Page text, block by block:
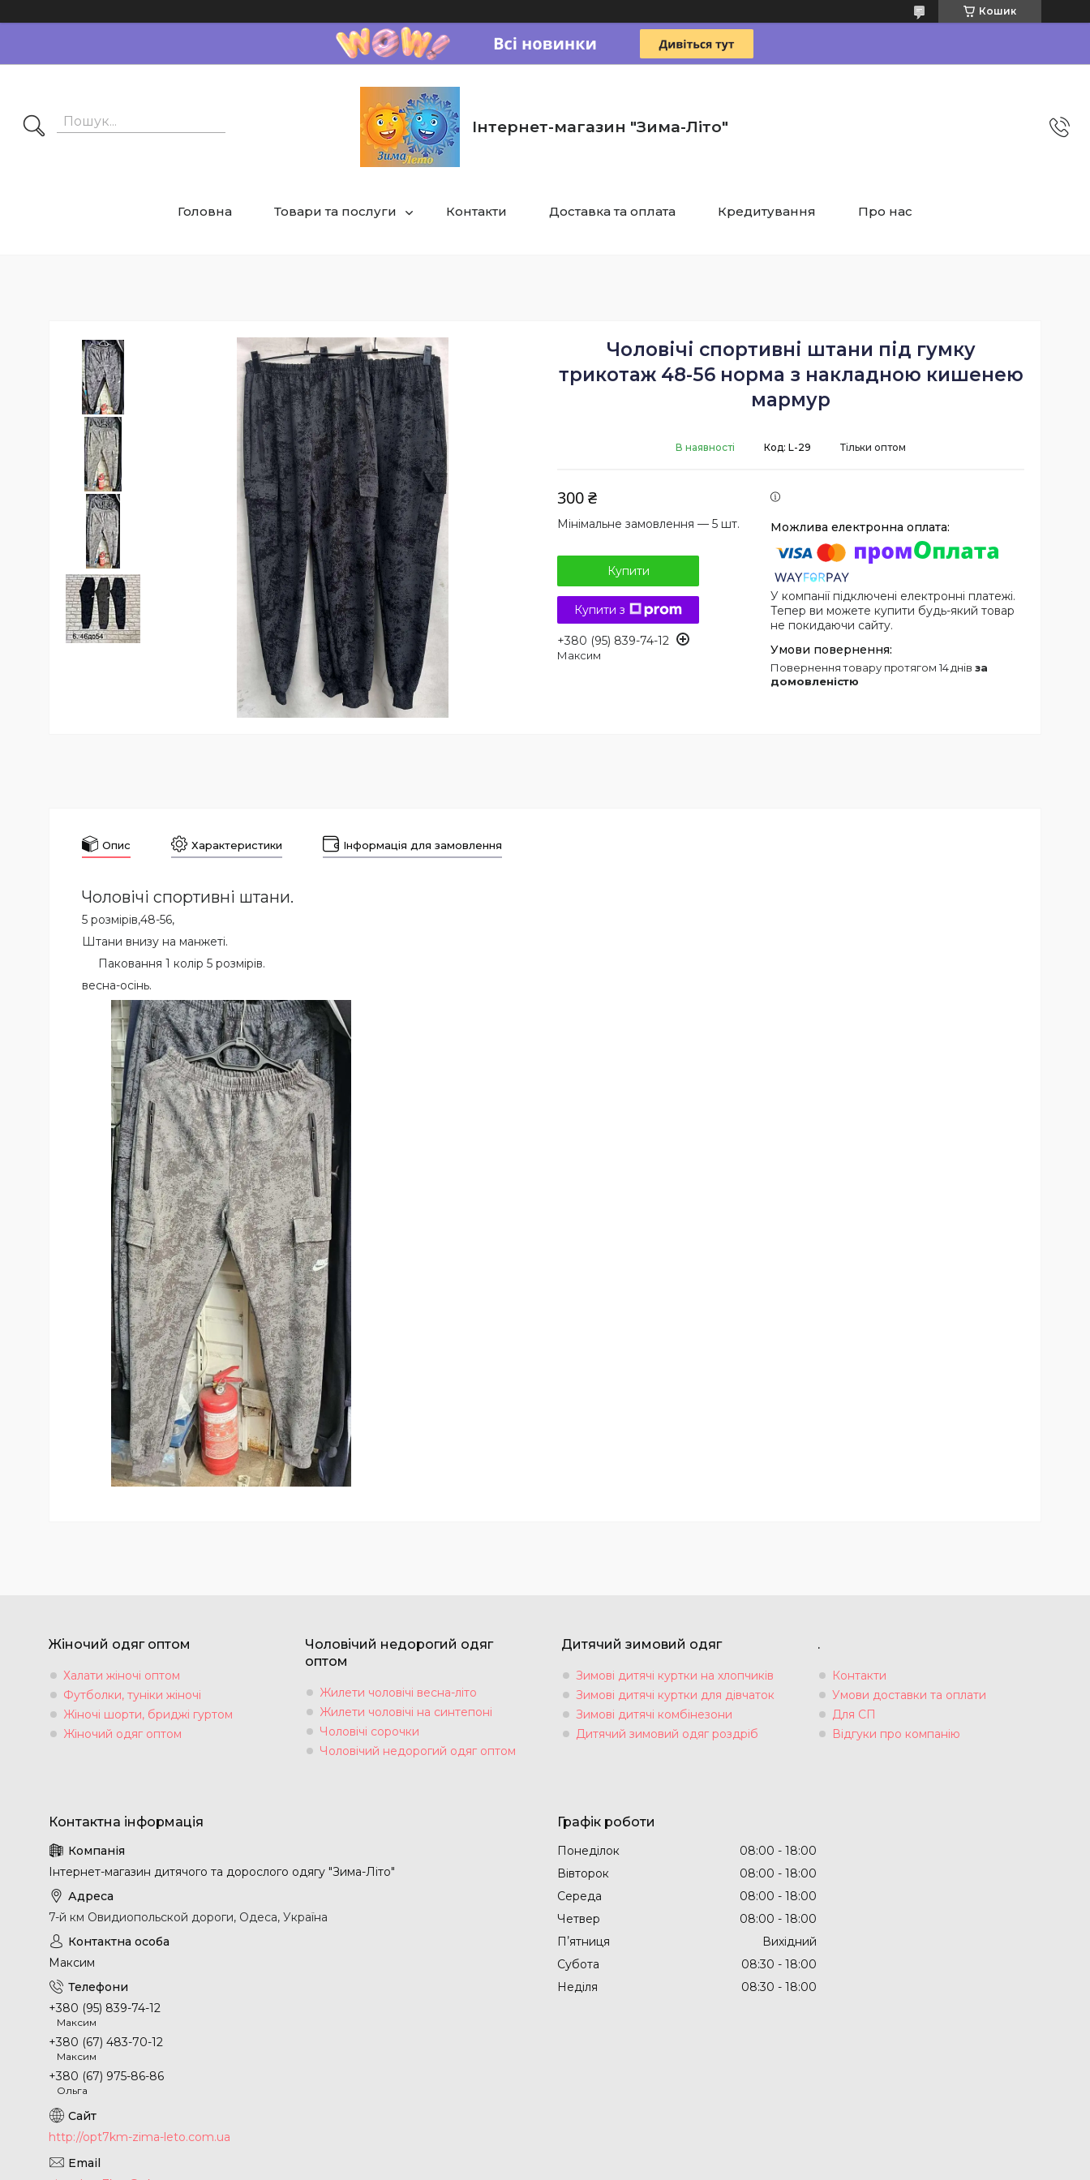
Кошик
Інтернет-магазин "Зима-Літо"
Головна Товари та послуги Контакти Доставка та оплата Кредитування Про нас
Чоловічі спортивні штани під гумку
трикотаж 48-56 норма з накладною кишенею
мармур
В наявності Тільки оптом
Код: L-29
300 ₴
Мінімальне замовлення — 5 шт.
Купити
Купити з
+380 (95) 839-74-12
Максим
У компанії підключені електронні платежі.
Тепер ви можете купити будь-який товар
не покидаючи сайту.
повернення товару протягом 14 днів за
домовленістю
Опис Характеристики Інформація для замовлення
Чоловічі спортивні штани.
5 розмірів,48-56,
Штани внизу на манжеті.
Паковання 1 колір 5 розмірів.
весна-осінь.
Жіночий одяг оптом
Халати жіночі оптом
Футболки, туніки жіночі
Жіночі шорти, бриджі гуртом
Жіночий одяг оптом
Чоловічий недорогий одяг
оптом
Жилети чоловічі весна-літо
Жилети чоловічі на синтепоні
Чоловічі сорочки
Чоловічий недорогий одяг оптом
Дитячий зимовий одяг
Зимові дитячі куртки на хлопчиків
Зимові дитячі куртки для дівчаток
Зимові дитячі комбінезони
Дитячий зимовий одяг роздріб
.
Контакти
Умови доставки та оплати
Для СП
Відгуки про компанію
Інтернет-магазин дитячого та дорослого одягу "Зима-Літо"
7-й км Овидиопольской дороги, Одеса, Україна
Максим
+380 (95) 839-74-12
Максим
+380 (67) 483-70-12
Максим
+380 (67) 975-86-86
Ольга
http://opt7km-zima-leto.com.ua
Графік роботи
Понеділок 08:00
18:00
Вівторок
08:00
18:00
Середа
08:00
18:00
Четвер
08:00
18:00
Пʼятниця
Вихідний
Субота
08:30
18:00
Неділя
08:30 18:00